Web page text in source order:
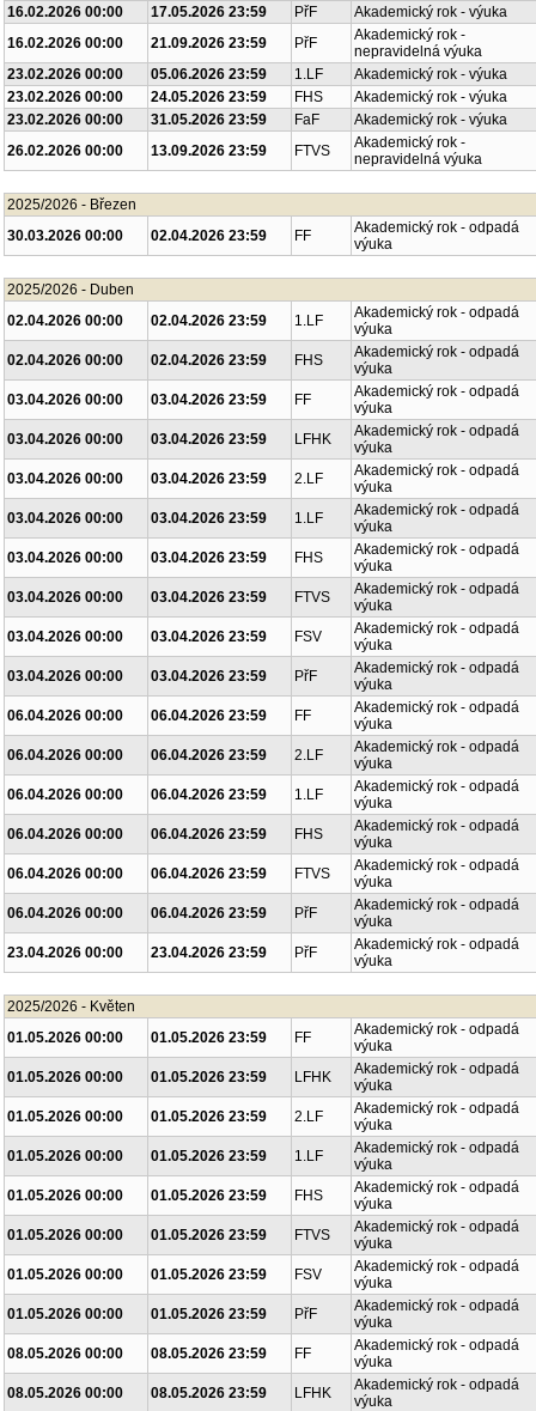
16.02.2026 00:00 17.05.2026 23:59 PřF
Akademický rok - výuka
16.02.2026 00:00
21.09.2026 23:59 PřF
Akademický rok -
nepravidelná výuka
23.02.2026 00:00
05.06.2026 23:59 1.LF
Akademický rok - výuka
23.02.2026 00:00
24.05.2026 23:59 FHS
Akademický rok - výuka
23.02.2026 00:00
31.05.2026 23:59 FaF
Akademický rok - výuka
26.02.2026 00:00
13.09.2026 23:59 FTVS
Akademický rok -
nepravidelná výuka
2025/2026 - Březen
30.03.2026 00:00
02.04.2026 23:59 FF
Akademický rok - odpadá
výuka
2025/2026 - Duben
02.04.2026 00:00
02.04.2026 23:59 1.LF
Akademický rok - odpadá
výuka
02.04.2026 00:00
02.04.2026 23:59 FHS
Akademický rok - odpadá
výuka
03.04.2026 00:00
03.04.2026 23:59 FF
Akademický rok - odpadá
výuka
03.04.2026 00:00
03.04.2026 23:59 LFHK
Akademický rok - odpadá
výuka
03.04.2026 00:00
03.04.2026 23:59 2.LF
Akademický rok - odpadá
výuka
03.04.2026 00:00
03.04.2026 23:59 1.LF
Akademický rok - odpadá
výuka
03.04.2026 00:00
03.04.2026 23:59 FHS
Akademický rok - odpadá
výuka
03.04.2026 00:00
03.04.2026 23:59 FTVS
Akademický rok - odpadá
výuka
03.04.2026 00:00
03.04.2026 23:59 FSV
Akademický rok - odpadá
výuka
03.04.2026 00:00
03.04.2026 23:59 PřF
Akademický rok - odpadá
výuka
06.04.2026 00:00
06.04.2026 23:59 FF
Akademický rok - odpadá
výuka
06.04.2026 00:00
06.04.2026 23:59 2.LF
Akademický rok - odpadá
výuka
06.04.2026 00:00
06.04.2026 23:59 1.LF
Akademický rok - odpadá
výuka
06.04.2026 00:00
06.04.2026 23:59 FHS
Akademický rok - odpadá
výuka
06.04.2026 00:00
06.04.2026 23:59 FTVS
Akademický rok - odpadá
výuka
06.04.2026 00:00
06.04.2026 23:59 PřF
Akademický rok - odpadá
výuka
23.04.2026 00:00
23.04.2026 23:59 PřF
Akademický rok - odpadá
výuka
2025/2026 - Květen
01.05.2026 00:00
01.05.2026 23:59 FF
Akademický rok - odpadá
výuka
01.05.2026 00:00
01.05.2026 23:59 LFHK
Akademický rok - odpadá
výuka
01.05.2026 00:00
01.05.2026 23:59 2.LF
Akademický rok - odpadá
výuka
01.05.2026 00:00
01.05.2026 23:59 1.LF
Akademický rok - odpadá
výuka
01.05.2026 00:00
01.05.2026 23:59 FHS
Akademický rok - odpadá
výuka
01.05.2026 00:00
01.05.2026 23:59 FTVS
Akademický rok - odpadá
výuka
01.05.2026 00:00
01.05.2026 23:59 FSV
Akademický rok - odpadá
výuka
01.05.2026 00:00
01.05.2026 23:59 PřF
Akademický rok - odpadá
výuka
08.05.2026 00:00
08.05.2026 23:59 FF
Akademický rok - odpadá
výuka
08.05.2026 00:00
08.05.2026 23:59 LFHK
Akademický rok - odpadá
výuka